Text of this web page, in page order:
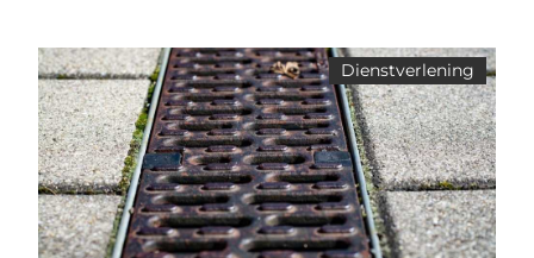
Dienstverlening